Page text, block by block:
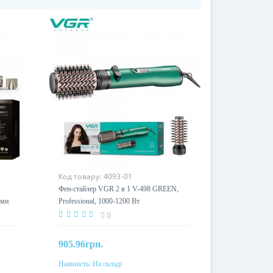
Код товару: 4093-01
Фен-стайлер VGR 2 в 1 V-498 GREEN,
Professional, 1000-1200 Вт
0
905.96грн.
До кошика
Наявність: На складі